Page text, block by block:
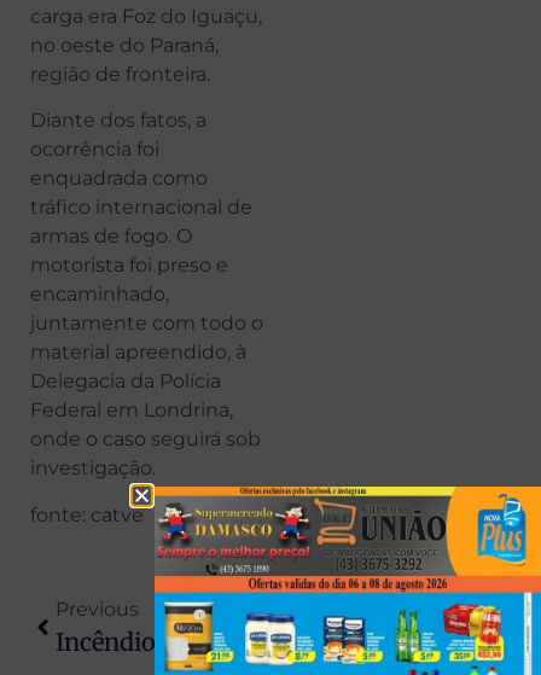
carga era Foz do Iguaçu,
no oeste do Paraná,
região de fronteira.
Diante dos fatos, a
ocorrência foi
enquadrada como
tráfico internacional de
armas de fogo. O
motorista foi preso e
encaminhado,
juntamente com todo o
material apreendido, à
Delegacia da Polícia
Federal em Londrina,
onde o caso seguirá sob
investigação.
fonte: catve
Previous
Incêndio Atinge Sobrado No Centro De Colorado E Mobiliza Defesa Civil
Next
Defesa Afirma Que Esposa De Maduro Ficou Ferida Durante Captura Realizada Pelos EUA